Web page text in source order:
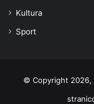
Kultura
Sport
© Copyright 2026,